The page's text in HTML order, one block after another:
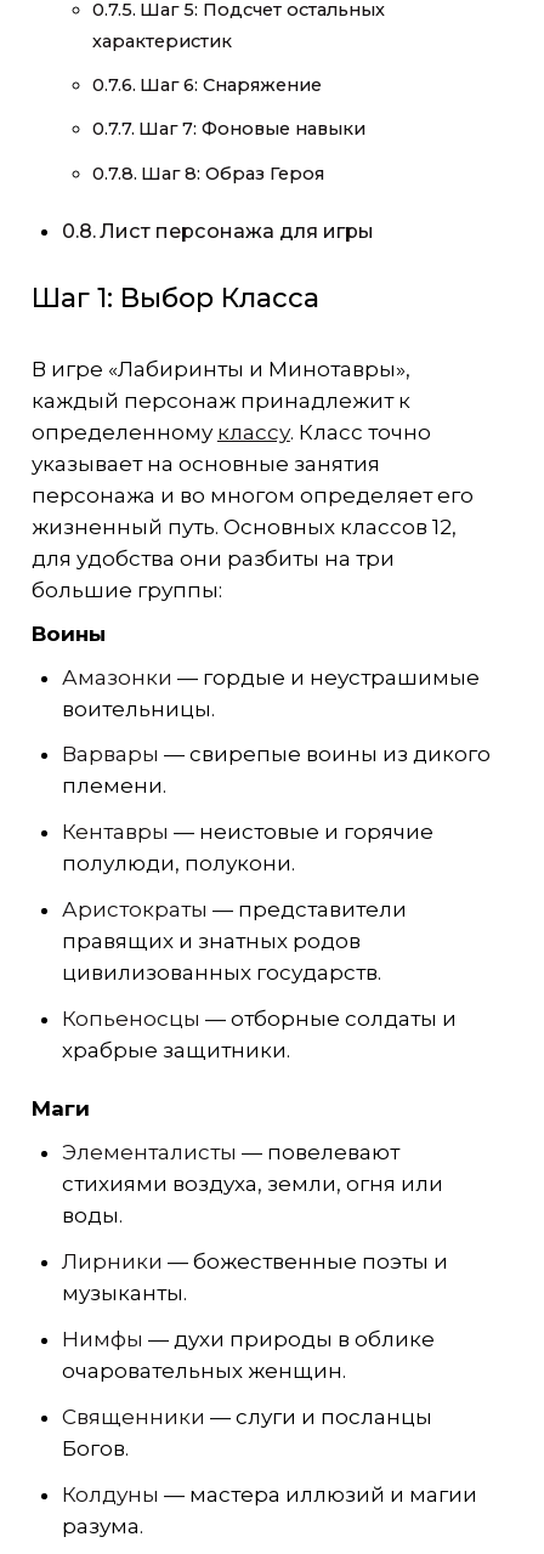
Шаг 5: Подсчет остальных
характеристик
Шаг 6: Снаряжение
Шаг 7: Фоновые навыки
Шаг 8: Образ Героя
Лист персонажа для игры
Шаг 1: Выбор Класса
В игре «Лабиринты и Минотавры»,
каждый персонаж принадлежит к
определенному классу. Класс точно
указывает на основные занятия
персонажа и во многом определяет его
жизненный путь. Основных классов 12,
для удобства они разбиты на три
большие группы:
Воины
Амазонки — гордые и неустрашимые
воительницы.
Варвары — свирепые воины из дикого
племени.
Кентавры — неистовые и горячие
полулюди, полукони.
Аристократы — представители
правящих и знатных родов
цивилизованных государств.
Копьеносцы — отборные солдаты и
храбрые защитники.
Маги
Элементалисты — повелевают
стихиями воздуха, земли, огня или
воды.
Лирники — божественные поэты и
музыканты.
Нимфы — духи природы в облике
очаровательных женщин.
Священники — слуги и посланцы
Богов.
Колдуны — мастера иллюзий и магии
разума.